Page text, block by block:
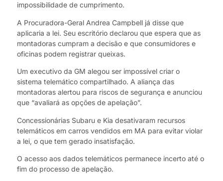
impossibilidade de cumprimento.
A Procuradora-Geral Andrea Campbell já disse que
aplicaria a lei. Seu escritório declarou que espera que as
montadoras cumpram a decisão e que consumidores e
oficinas podem registrar queixas.
Um executivo da GM alegou ser impossível criar o
sistema telemático compartilhado. A aliança das
montadoras alertou para riscos de segurança e anunciou
que “avaliará as opções de apelação”.
Concessionárias Subaru e Kia desativaram recursos
telemáticos em carros vendidos em MA para evitar violar
a lei, o que tem gerado insatisfação.
O acesso aos dados telemáticos permanece incerto até o
fim do processo de apelação.